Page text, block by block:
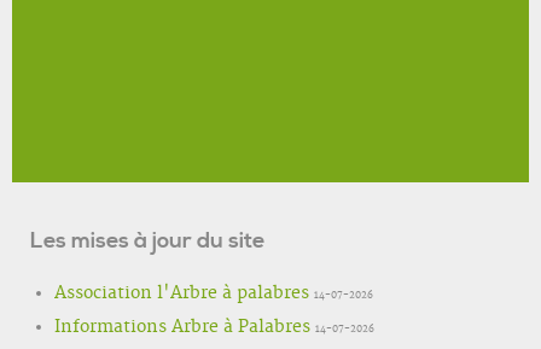
Les mises à jour du site
Association l'Arbre à palabres 14-07-2026
Informations Arbre à Palabres 14-07-2026